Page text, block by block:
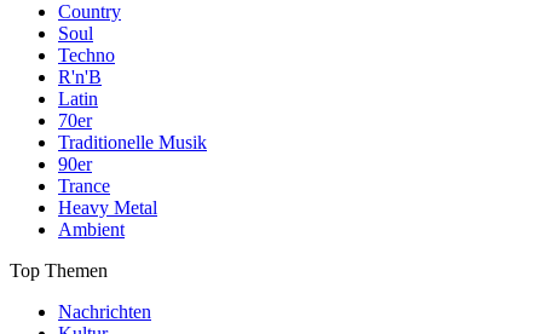
Country
Soul
Techno
R'n'B
Latin
70er
Traditionelle Musik
90er
Trance
Heavy Metal
Ambient
Top Themen
Nachrichten